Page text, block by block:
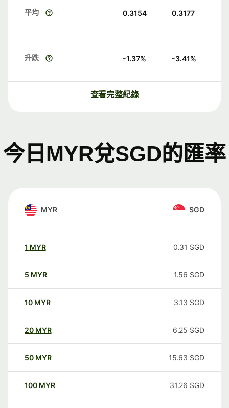
平均 0.3154 0.3177
升跌 -1.37% -3.41%
查看完整紀錄
今日MYR兌SGD的匯率
MYR SGD
1 MYR 0.31 SGD
5 MYR 1.56 SGD
10 MYR 3.13 SGD
20 MYR 6.25 SGD
50 MYR 15.63 SGD
100 MYR 31.26 SGD